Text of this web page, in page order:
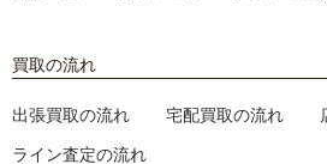
買取の流れ
出張買取の流れ 宅配買取の流れ
ライン査定の流れ